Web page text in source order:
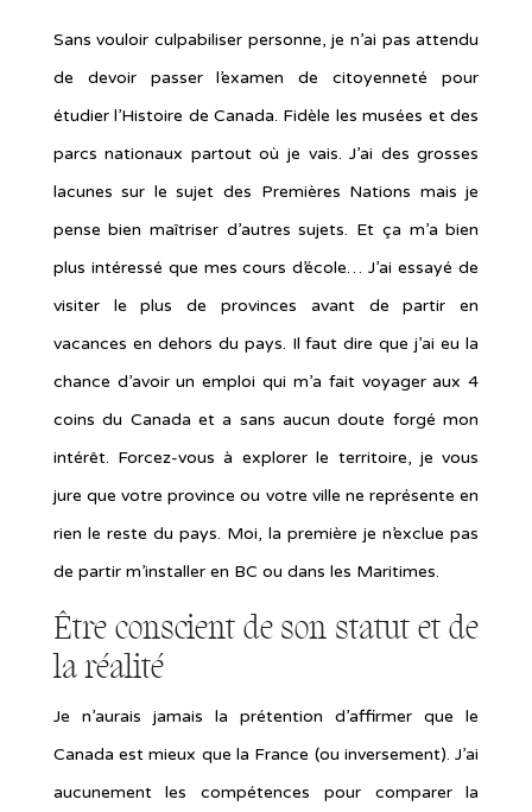
Sans vouloir culpabiliser personne, je n’ai pas attendu
de devoir passer l’examen de citoyenneté pour
étudier l’Histoire de Canada. Fidèle les musées et des
parcs nationaux partout où je vais. J’ai des grosses
lacunes sur le sujet des Premières Nations mais je
pense bien maîtriser d’autres sujets. Et ça m’a bien
plus intéressé que mes cours d’école… J’ai essayé de
visiter le plus de provinces avant de partir en
vacances en dehors du pays. Il faut dire que j’ai eu la
chance d’avoir un emploi qui m’a fait voyager aux 4
coins du Canada et a sans aucun doute forgé mon
intérêt. Forcez-vous à explorer le territoire, je vous
jure que votre province ou votre ville ne représente en
rien le reste du pays. Moi, la première je n’exclue pas
de partir m’installer en BC ou dans les Maritimes.
Être conscient de son statut et de
la réalité
Je n’aurais jamais la prétention d’affirmer que le
Canada est mieux que la France (ou inversement). J’ai
aucunement les compétences pour comparer la